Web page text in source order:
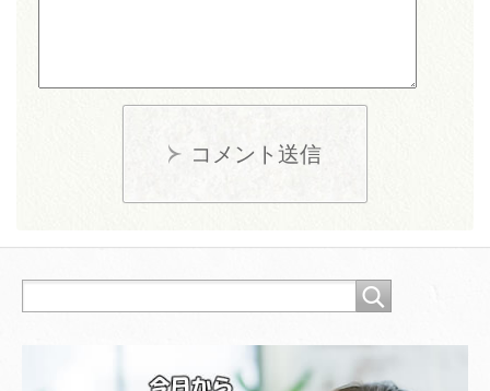
コメント送信